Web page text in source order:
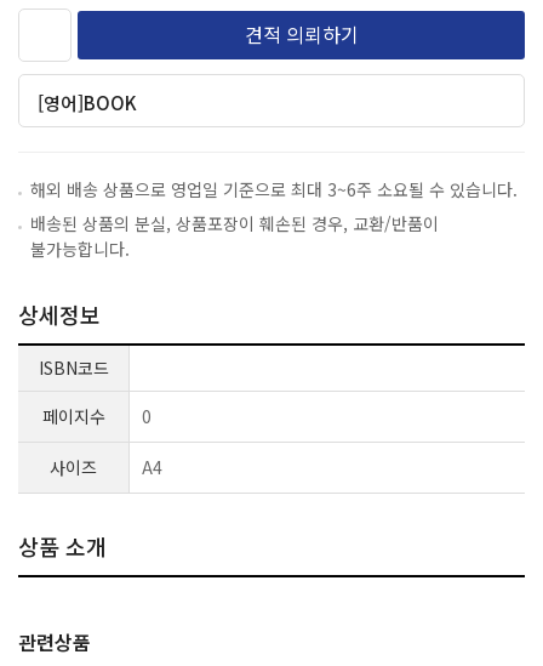
견적 의뢰하기
[영어]BOOK
해외 배송 상품으로 영업일 기준으로 최대 3~6주 소요될 수 있습니다.
배송된 상품의 분실, 상품포장이 훼손된 경우, 교환/반품이
불가능합니다.
상세정보
ISBN코드
페이지수
0
사이즈 A4
상품 소개
관련상품